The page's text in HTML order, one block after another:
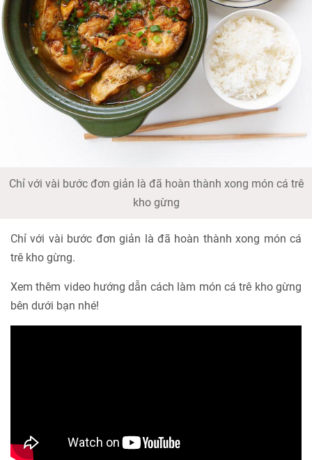
Chỉ với vài bước đơn giản là đã hoàn thành xong món cá trê
kho gừng
Chỉ với vài bước đơn giản là đã hoàn thành xong món cá
trê kho gừng.
Xem thêm video hướng dẫn cách làm món cá trê kho gừng
bên dưới bạn nhé!